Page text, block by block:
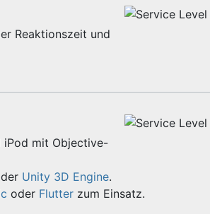
Reaktionszeit und
iPod mit Objective-
Unity 3D Engine.
oder Flutter zum Einsatz.